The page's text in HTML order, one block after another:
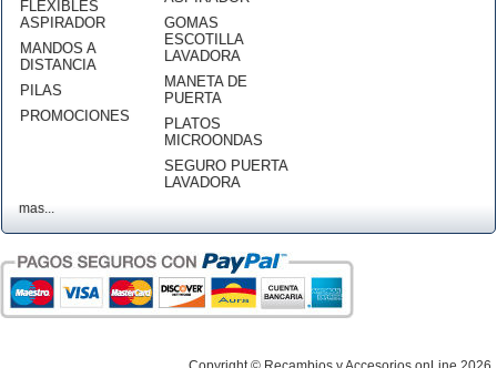
FLEXIBLES
ASPIRADOR
MANDOS A
DISTANCIA
PILAS
PROMOCIONES
GOMAS
ESCOTILLA
LAVADORA
MANETA DE
PUERTA
PLATOS
MICROONDAS
SEGURO PUERTA
LAVADORA
mas...